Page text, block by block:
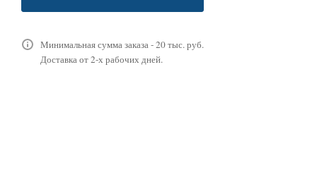
Минимальная сумма заказа - 20 тыс. руб.
Доставка от 2-х рабочих дней.